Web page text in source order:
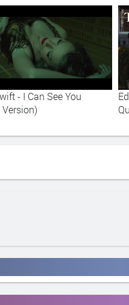
Sheeran - The Joker And The
(feat. Taylor Swift)